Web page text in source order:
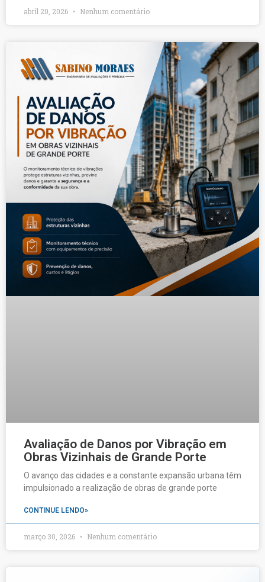
abril 20, 2026 Nenhum comentário
Avaliação de Danos por Vibração em
Obras Vizinhais de Grande Porte
O avanço das cidades e a constante expansão urbana têm
impulsionado a realização de obras de grande porte
CONTINUE LENDO»
março 30, 2026 Nenhum comentário